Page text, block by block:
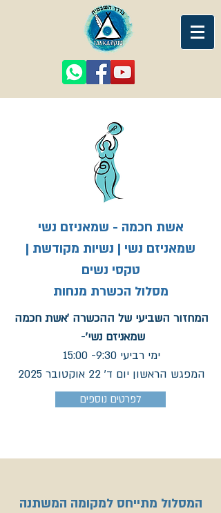
אשת חכמה - שמאניזם נשי
שמאניזם נשי | נשיות מקודשת |
טקסי נשים
מסלול הכשרת מנחות
המחזור השביעי של ההכשרה 'אשת חכמה
שמאניזם נשי'​-
ימי רביעי 9:30- 15:00
המפגש הראשון יום ד' 22 אוקטובר 2025
לפרטים נוספים
המסלול מתייחס למקומה המשתנה